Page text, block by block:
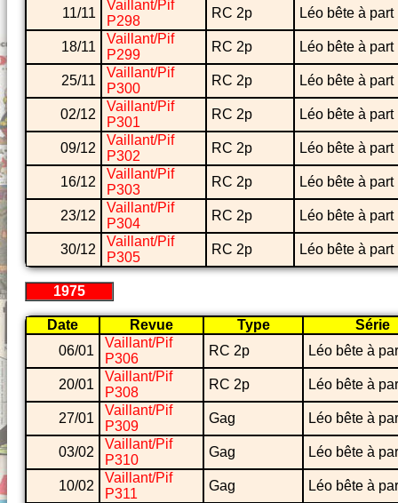
11/11
Vaillant/Pif
P298
RC 2p Léo bête à part
18/11
Vaillant/Pif
P299
RC 2p Léo bête à part
25/11
Vaillant/Pif
P300
RC 2p Léo bête à part
02/12
Vaillant/Pif
P301
RC 2p Léo bête à part
09/12
Vaillant/Pif
P302
RC 2p Léo bête à part
16/12
Vaillant/Pif
P303
RC 2p Léo bête à part
23/12
Vaillant/Pif
P304
RC 2p Léo bête à part
30/12
Vaillant/Pif
P305
RC 2p Léo bête à part
1975
Date Revue Type
Série
06/01
Vaillant/Pif
P306
RC 2p Léo bête à
20/01
Vaillant/Pif
P308
RC 2p Léo bête à
27/01
Vaillant/Pif
P309
Gag Léo bête à
03/02
Vaillant/Pif
P310
Gag Léo bête à
10/02
Vaillant/Pif
P311
Gag Léo bête à